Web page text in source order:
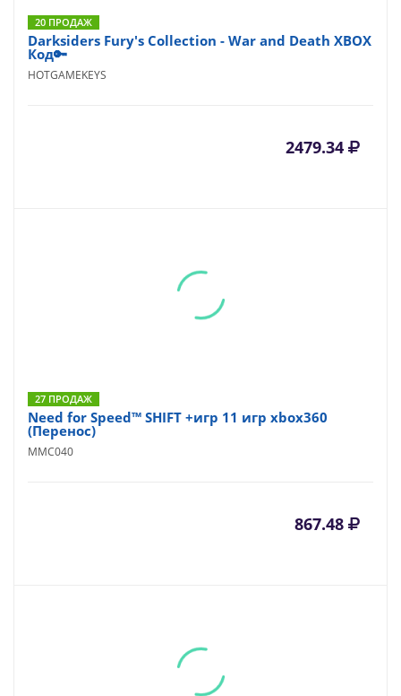
20 ПРОДАЖ
Darksiders Fury's Collection - War and Death XBOX
Код🔑
HOTGAMEKEYS
2479.34
27 ПРОДАЖ
Need for Speed™ SHIFT +игр 11 игр xbox360
(Перенос)
MMC040
867.48